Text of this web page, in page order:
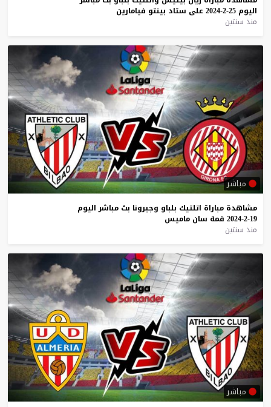
اليوم 25-2-2024 على ستاد بينتو فيامارين
منذ سنتين
مباشر
مشاهدة مباراة اتلتيك بلباو وجيرونا بث مباشر اليوم
19-2-2024
قمة سان ماميس
منذ سنتين
مباشر